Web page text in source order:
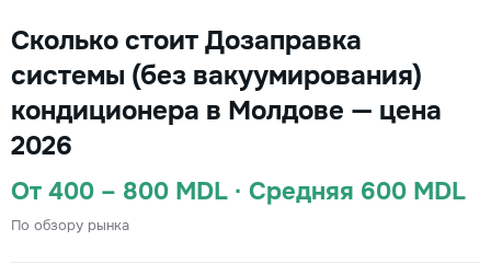
Сколько стоит Дозаправка
системы (без вакуумирования)
кондиционера в Молдове — цена
2026
От 400 – 800 MDL · Средняя 600 MDL
По обзору рынка